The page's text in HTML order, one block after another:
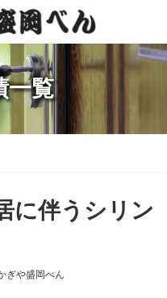
一覧
に伴うシリン
ぎや盛岡べん